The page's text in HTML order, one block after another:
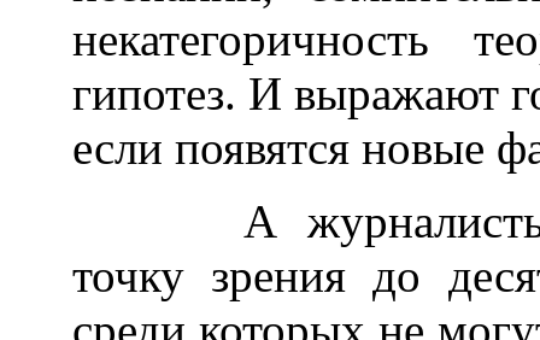
некатегоричность
гипотез. И выражают
если появятся новые
А журналисты
точку зрения до
среди которых не